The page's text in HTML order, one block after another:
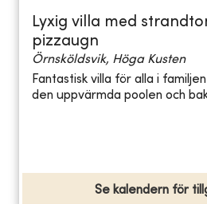
Lyxig villa med
pizzaugn
Örnsköldsvik, Höga Kusten
Fantastisk villa för alla i
den uppvärmda poolen och
Se kalendern för